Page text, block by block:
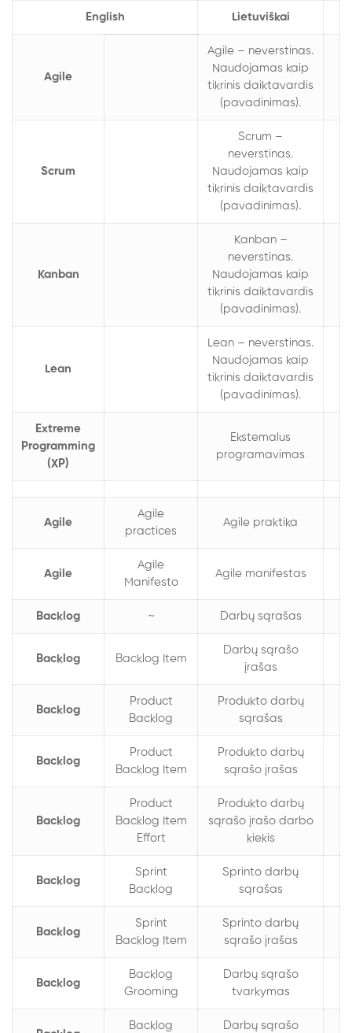
English Lietuviškai
Agile
Agile – neverstinas.
Naudojamas kaip
tikrinis daiktavardis
(pavadinimas).
Scrum
Scrum –
neverstinas.
Naudojamas kaip
tikrinis daiktavardis
(pavadinimas).
Kanban
Kanban –
neverstinas.
Naudojamas kaip
tikrinis daiktavardis
(pavadinimas).
Lean
Lean – neverstinas.
Naudojamas kaip
tikrinis daiktavardis
(pavadinimas).
Extreme
Programming
(XP)
Ekstemalus
programavimas
Agile
Agile
practices
Agile praktika
Agile
Agile
Manifesto
Agile manifestas
Backlog ~ Darbų sąrašas
Backlog Backlog Item
Darbų sąrašo
įrašas
Backlog
Product
Backlog
Produkto darbų
sąrašas
Backlog
Product
Backlog Item
Produkto darbų
sąrašo įrašas
Backlog
Product
Backlog Item
Effort
Produkto darbų
sąrašo įrašo darbo
kiekis
Backlog
Sprint
Backlog
Sprinto darbų
sąrašas
Backlog
Sprint
Backlog Item
Sprinto darbų
sąrašo įrašas
Backlog
Backlog
Grooming
Darbų sąrašo
tvarkymas
Backlog Darbų sąrašo